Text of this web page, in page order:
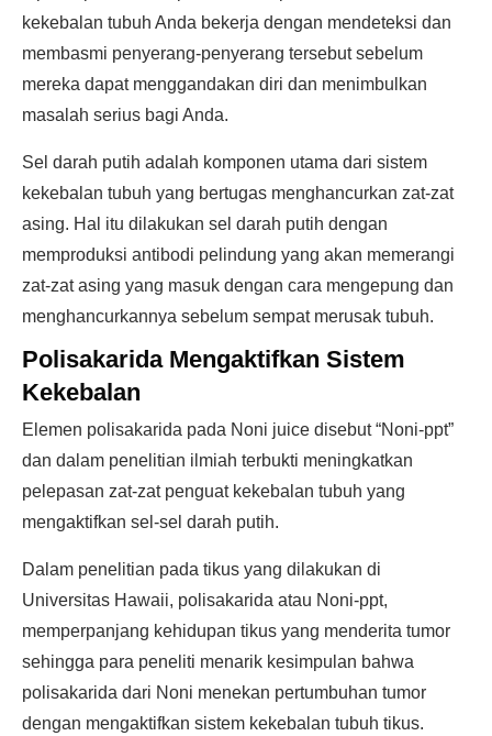
kekebalan tubuh Anda bekerja dengan mendeteksi dan
membasmi penyerang-penyerang tersebut sebelum
mereka dapat menggandakan diri dan menimbulkan
masalah serius bagi Anda.
Sel darah putih adalah komponen utama dari sistem
kekebalan tubuh yang bertugas menghancurkan zat-zat
asing. Hal itu dilakukan sel darah putih dengan
memproduksi antibodi pelindung yang akan memerangi
zat-zat asing yang masuk dengan cara mengepung dan
menghancurkannya sebelum sempat merusak tubuh.
Polisakarida Mengaktifkan Sistem
Kekebalan
Elemen polisakarida pada Noni juice disebut “Noni-ppt”
dan dalam penelitian ilmiah terbukti meningkatkan
pelepasan zat-zat penguat kekebalan tubuh yang
mengaktifkan sel-sel darah putih.
Dalam penelitian pada tikus yang dilakukan di
Universitas Hawaii, polisakarida atau Noni-ppt,
memperpanjang kehidupan tikus yang menderita tumor
sehingga para peneliti menarik kesimpulan bahwa
polisakarida dari Noni menekan pertumbuhan tumor
dengan mengaktifkan sistem kekebalan tubuh tikus.